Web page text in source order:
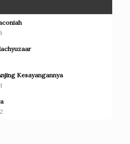
Kesayangannya